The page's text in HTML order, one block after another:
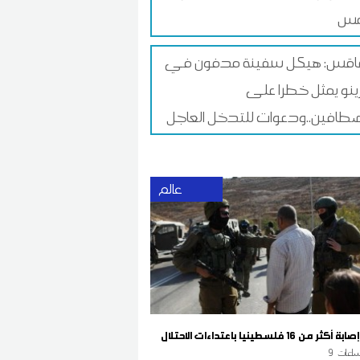
هيكل سفينة مدفون في
يمثل خطرا على
للتدخل العاجل
عالم
فلسطينيا باعتداءات الاحتلال
9